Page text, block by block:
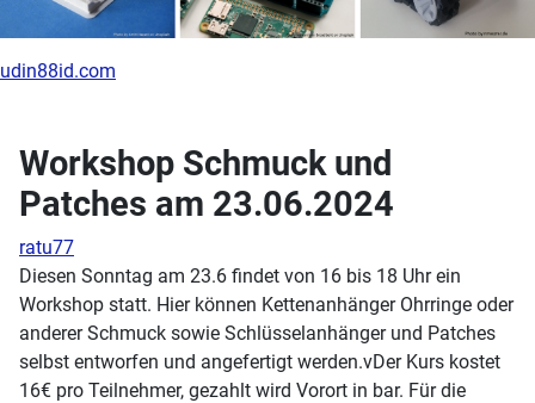
udin88id.com
Workshop Schmuck und
Patches am 23.06.2024
ratu77
Diesen Sonntag am 23.6 findet von 16 bis 18 Uhr ein
Workshop statt. Hier können Kettenanhänger Ohrringe oder
anderer Schmuck sowie Schlüsselanhänger und Patches
selbst entworfen und angefertigt werden.vDer Kurs kostet
16€ pro Teilnehmer, gezahlt wird Vorort in bar. Für die